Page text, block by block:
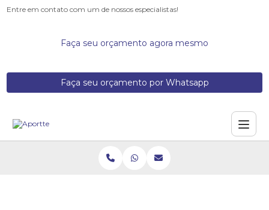
Entre em contato com um de nossos especialistas!
Faça seu orçamento agora mesmo
Faça seu orçamento por Whatsapp